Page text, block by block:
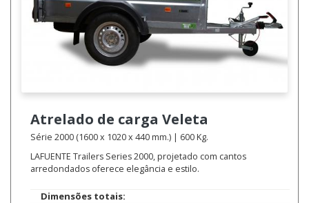
Atrelado de carga Veleta
Série 2000 (1600 x 1020 x 440 mm.) | 600 Kg.
LAFUENTE Trailers Series 2000, projetado com cantos
arredondados oferece elegância e estilo.
Dimensões totais: